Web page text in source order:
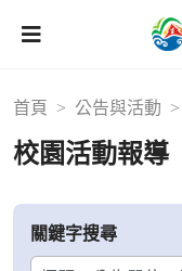
首頁 公告與活動
校園活動報導
關鍵字搜尋